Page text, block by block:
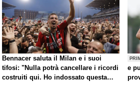
Bennacer saluta il Milan e i suoi
tifosi: "Nulla potrà cancellare i ricordi
costruiti qui. Ho indossato questa
e